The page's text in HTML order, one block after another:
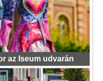
az Iseum udvarán